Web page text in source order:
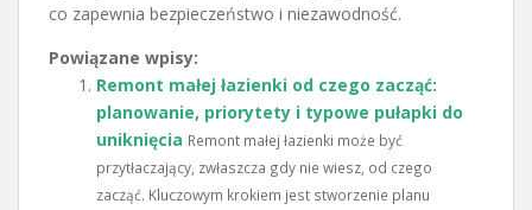
co zapewnia bezpieczeństwo i niezawodność.
Powiązane wpisy:
Remont małej łazienki od czego zacząć:
planowanie, priorytety i typowe pułapki do
uniknięcia Remont małej łazienki może być
przytłaczający, zwłaszcza gdy nie wiesz, od czego
zacząć. Kluczowym krokiem jest stworzenie planu